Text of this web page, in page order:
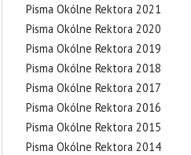
Pisma Okólne Rektora 2021
Pisma Okólne Rektora 2020
Pisma Okólne Rektora 2019
Pisma Okólne Rektora 2018
Pisma Okólne Rektora 2017
Pisma Okólne Rektora 2016
Pisma Okólne Rektora 2015
Pisma Okólne Rektora 2014